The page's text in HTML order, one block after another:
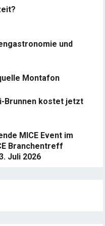
und
Montafon
Brunnen kostet jetzt
MICE Event im
Branchentreff
Juli 2026